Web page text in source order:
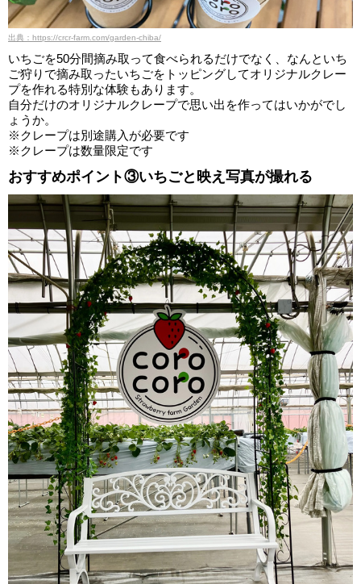
出典：https://crcr-farm.com/garden-chiba/
いちごを50分間摘み取って食べられるだけでなく、なんといち
ご狩りで摘み取ったいちごをトッピングしてオリジナルクレー
プを作れる特別な体験もあります。
自分だけのオリジナルクレープで思い出を作ってはいかがでし
ょうか。
※クレープは別途購入が必要です
※クレープは数量限定です
おすすめポイント③いちごと映え写真が撮れる